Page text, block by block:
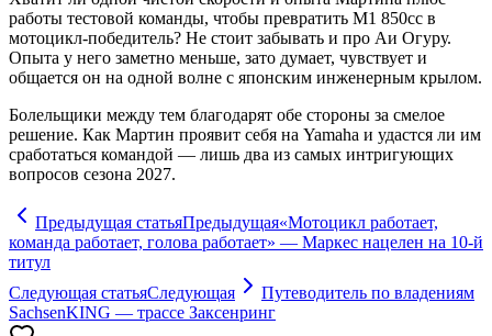
работы тестовой команды, чтобы превратить M1 850сс в
мотоцикл-победитель? Не стоит забывать и про Аи Огуру.
Опыта у него заметно меньше, зато думает, чувствует и
общается он на одной волне с японским инженерным крылом.
Болельщики между тем благодарят обе стороны за смелое
решение. Как Мартин проявит себя на Yamaha и удастся ли им
сработаться командой — лишь два из самых интригующих
вопросов сезона 2027.
Предыдущая статьяПредыдущая«Мотоцикл работает,
команда работает, голова работает» — Маркес нацелен на 10-й
титул
Следующая статьяСледующая
Путеводитель по владениям
SachsenKING — трассе Заксенринг